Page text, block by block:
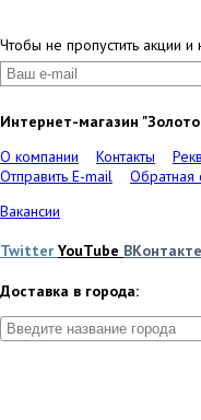
Чтобы не пропустить акции и
Интернет-магазин
О компании
Контакты
Отправить E-mail
Обратная
Вакансии
Twitter YouTube ВКонтакте
Доставка в города: